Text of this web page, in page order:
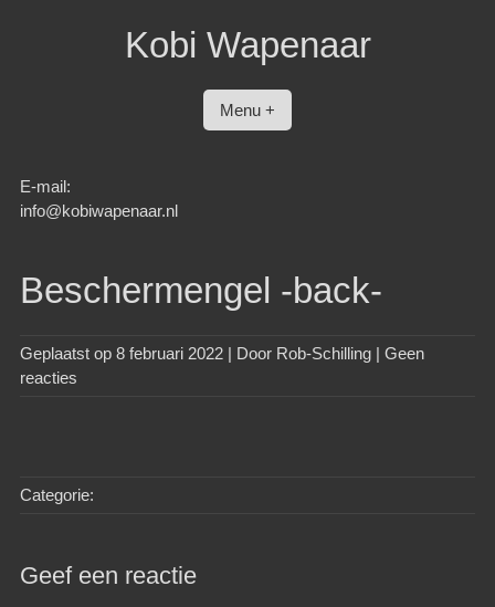
Kobi Wapenaar
Menu +
E-mail:
info@kobiwapenaar.nl
Beschermengel -back-
Geplaatst op 8 februari 2022| Door Rob-Schilling| Geen
reacties
Categorie:
Geef een reactie